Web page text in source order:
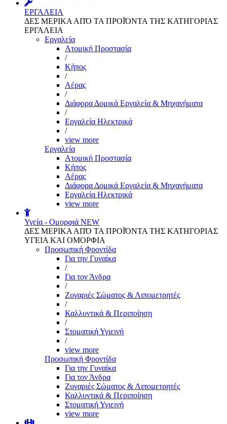
ΕΡΓΑΛΕΙΑ
ΔΕΣ ΜΕΡΙΚΑ ΑΠΌ ΤΑ ΠΡΟΪΌΝΤΑ ΤΗΣ ΚΑΤΗΓΟΡΙΑΣ
ΕΡΓΑΛΕΙΑ
Εργαλεία
Aτομική Προστασία
/
Kήπος
/
Αέρας
/
Διάφορα Δομικά Εργαλεία & Μηχανήματα
/
Εργαλεία Ηλεκτρικά
/
view more
Εργαλεία
Aτομική Προστασία
Kήπος
Αέρας
Διάφορα Δομικά Εργαλεία & Μηχανήματα
Εργαλεία Ηλεκτρικά
view more
Υγεία - Ομορφιά NEW
ΔΕΣ ΜΕΡΙΚΑ ΑΠΌ ΤΑ ΠΡΟΪΌΝΤΑ ΤΗΣ ΚΑΤΗΓΟΡΙΑΣ
ΥΓΕΙΑ ΚΑΙ ΟΜΟΡΦΙΑ
Προσωπική Φροντίδα
Για την Γυναίκα
/
Για τον Άνδρα
/
Ζυγαριές Σώματος & Λιπομετρητές
/
Καλλυντικά & Περιποίηση
/
Στοματική Υγιεινή
/
view more
Προσωπική Φροντίδα
Για την Γυναίκα
Για τον Άνδρα
Ζυγαριές Σώματος & Λιπομετρητές
Καλλυντικά & Περιποίηση
Στοματική Υγιεινή
view more